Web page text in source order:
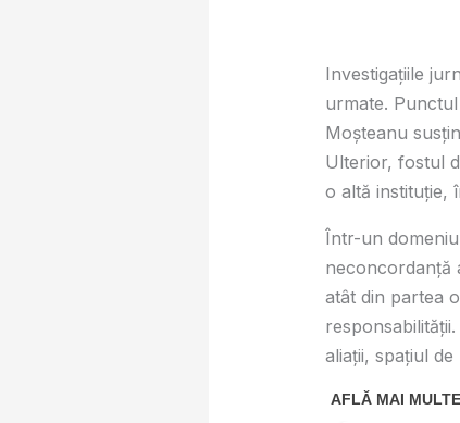
Investigațiile
urmate.
Moșteanu
Ulterior, fostul
o altă instituție,
Într-un
neconcordanță
atât din partea
aliații, spațiul